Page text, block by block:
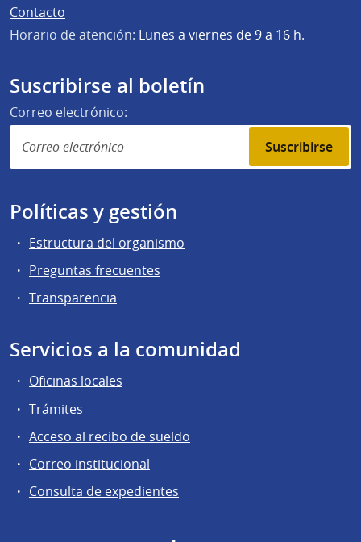
Contacto
Horario de atención: Lunes a viernes de 9 a 16 h.
Suscribirse al boletín
Correo electrónico:
Suscribirse
Políticas y gestión
Estructura del organismo
Preguntas frecuentes
Transparencia
Servicios a la comunidad
Oficinas locales
Trámites
Acceso al recibo de sueldo
Correo institucional
Consulta de expedientes